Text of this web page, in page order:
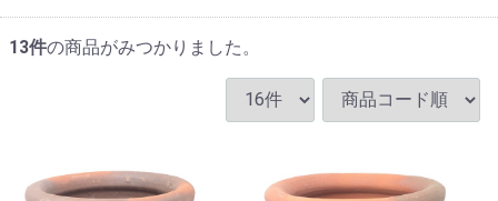
13件の商品がみつかりました。